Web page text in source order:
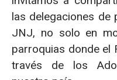
las delegaciones de
JNJ, no solo en
parroquias donde el
través de los